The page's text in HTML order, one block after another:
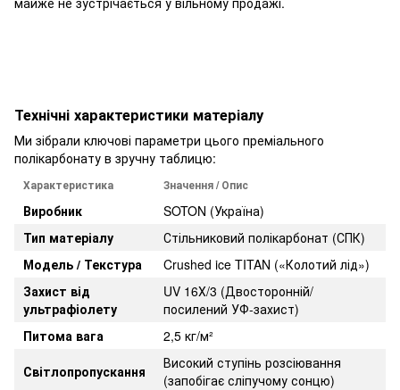
Технічні характеристики матеріалу
Ми зібрали ключові параметри цього преміального
полікарбонату в зручну таблицю:
Характеристика Значення / Опис
Виробник
SOTON (Україна)
Тип матеріалу
Стільниковий полікарбонат (СПК)
Модель / Текстура
Crushed ice TITAN («Колотий лід»)
Захист від
ультрафіолету
UV 16Х/3 (Двосторонній/
посилений УФ-захист)
Питома вага
2,5 кг/м²
Світлопропускання
Високий ступінь розсіювання
(запобігає сліпучому сонцю)